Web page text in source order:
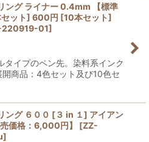
ング ライナー 0.4mm 【標準
ット] 600円 [10本セット]
01]
タイプのペン先。染料系インク
商品：4色セット及び10色セ
グ ６００ [３ in １] アイアン
価格：6,000円】
[ZZ-
]